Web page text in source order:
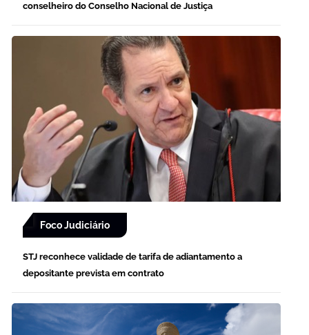
conselheiro do Conselho Nacional de Justiça
Foco Judiciário
STJ reconhece validade de tarifa de adiantamento a
depositante prevista em contrato